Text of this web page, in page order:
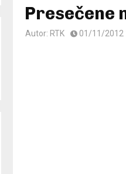
Presečene
Autor: RTK 01/11/2012